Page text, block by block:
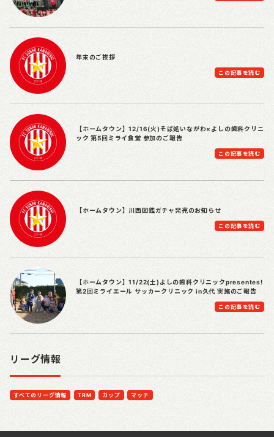
年末のご挨拶
この記事を読む
【ホームタウン】12/16(火)そば処いながわ×よしの歯科クリニ
ック 第5回ミライ食堂 参加のご報告
この記事を読む
【ホームタウン】川西図鑑ガチャ発売のお知らせ
この記事を読む
【ホームタウン】11/22(土)よしの歯科クリニックpresentes!
第2回ミライエール サッカークリニック in久代 実施のご報告
この記事を読む
リーグ情報
すべてのリーグ情報 TRM カップ マッチ